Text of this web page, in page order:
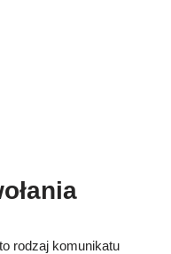
rodzaj komunikatu